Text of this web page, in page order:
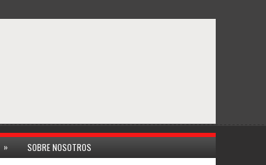
» SOBRE NOSOTROS